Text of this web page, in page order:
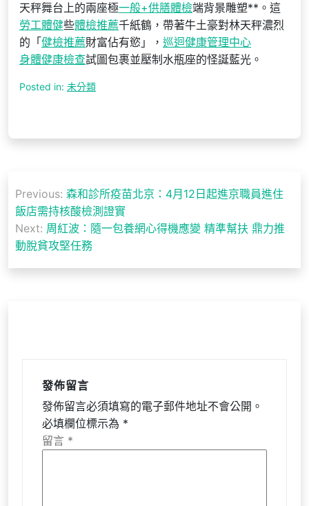
天秤舞台上的兩座極一般+供膳體檢端背景雕塑**。這
勞工體健些體檢推薦千紙鶴，帶著牛土豪對林天秤濃烈
的「健檢推薦財富佔有慾」， 巡迴健康管理中心
身體健康檢查試圖包裹並壓制水瓶座的怪誕藍光。
Posted in: 未分類
章
導
覽
Previous: 森和診所疫苗北京：4月12日起進京職員進住
飯店需持核酸檢測證實
Next: 周紅波：隨一包養網心得機應變 精準幫扶 鼎力推
動脫貧攻堅任務
發佈留言
發佈留言必須填寫的電子郵件地址不會公開。
必填欄位標示為 *
留言 *